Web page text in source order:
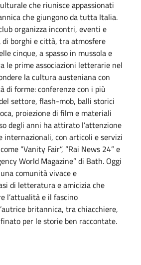
che riunisce appassionati
che giungono da tutta Italia.
organizza incontri, eventi e
di borghi e città, tra atmosfere
cinque, a spasso in mussola e
le prime associazioni letterarie nel
la cultura austeniana con
di forme: conferenze con i più
settore, flash-mob, balli storici
proiezione di film e materiali
degli anni ha attirato l’attenzione
internazionali, con articoli e servizi
“Vanity Fair”, “Rai News 24” e
World Magazine” di Bath. Oggi
comunità vivace e
di letteratura e amicizia che
l’attualità e il fascino
britannica, tra chiacchiere,
per le storie ben raccontate.